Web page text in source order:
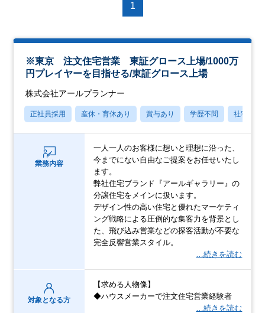
1
※東京 注文住宅営業 東証グロース上場/1000万
円プレイヤーを目指せる/東証グロース上場
株式会社アールプランナー
正社員採用 産休・育休あり 賞与あり 学歴不問 社宅・住
業務内容
一人一人のお客様に想いと理想に沿った、
今までにない自由なご提案をお任せいたし
ます。
弊社住宅ブランド『アールギャラリー』の
分譲住宅をメインに扱います。
デザイン性の高い住宅と優れたマーケティ
ング戦略による圧倒的な集客力を背景とし
た、飛び込み営業などの探客活動が不要な
完全反響営業スタイル。
…続きを読む
対象となる方
【求める人物像】
◆ハウスメーカーで注文住宅営業経験者
…続きを読む